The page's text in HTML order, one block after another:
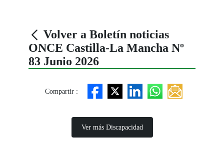
Volver a Boletín noticias
ONCE Castilla-La Mancha Nº
83 Junio 2026
Compartir :
Ver más Discapacidad